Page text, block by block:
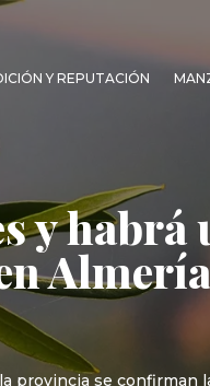
Y REPUTACIÓN
y habrá
provincia se confirman